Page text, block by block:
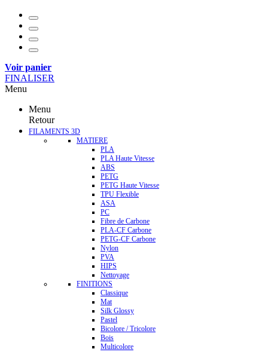
Voir panier
FINALISER
Menu
Menu
Retour
FILAMENTS 3D
MATIERE
PLA
PLA Haute Vitesse
ABS
PETG
PETG Haute Vitesse
TPU Flexible
ASA
PC
Fibre de Carbone
PLA-CF Carbone
PETG-CF Carbone
Nylon
PVA
HIPS
Nettoyage
FINITIONS
Classique
Mat
Silk Glossy
Pastel
Bicolore / Tricolore
Bois
Multicolore